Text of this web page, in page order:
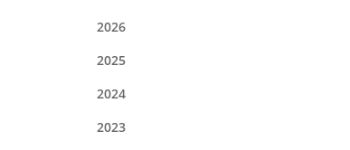
2026
2025
2024
2023